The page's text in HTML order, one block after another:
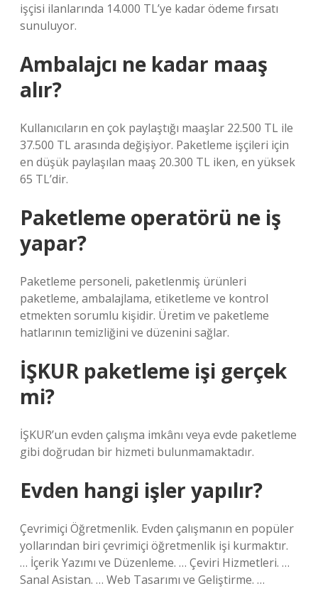
işçisi ilanlarında 14.000 TL’ye kadar ödeme fırsatı
sunuluyor.
Ambalajcı ne kadar maaş
alır?
Kullanıcıların en çok paylaştığı maaşlar 22.500 TL ile
37.500 TL arasında değişiyor. Paketleme işçileri için
en düşük paylaşılan maaş 20.300 TL iken, en yüksek
65 TL’dir.
Paketleme operatörü ne iş
yapar?
Paketleme personeli, paketlenmiş ürünleri
paketleme, ambalajlama, etiketleme ve kontrol
etmekten sorumlu kişidir. Üretim ve paketleme
hatlarının temizliğini ve düzenini sağlar.
İŞKUR paketleme işi gerçek
mi?
İŞKUR’un evden çalışma imkânı veya evde paketleme
gibi doğrudan bir hizmeti bulunmamaktadır.
Evden hangi işler yapılır?
Çevrimiçi Öğretmenlik. Evden çalışmanın en popüler
yollarından biri çevrimiçi öğretmenlik işi kurmaktır.
… İçerik Yazımı ve Düzenleme. … Çeviri Hizmetleri. …
Sanal Asistan. … Web Tasarımı ve Geliştirme. …